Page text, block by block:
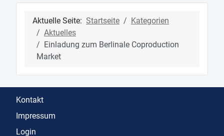
Aktuelle Seite: Startseite
Kategorien
Aktuelles
Einladung zum Berlinale Coproduction
Market
Kontakt
Impressum
Login